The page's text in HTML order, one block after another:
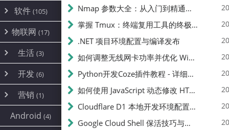
ProxmoxVE
Ubuntu(7)
环境配置
DD重装(3)
加速优化(34)
面板(12)
容器
游戏 (7)
饥荒(7)
云服务商(4)
WEB源码(6)
建站(5)
软件 (105)
安全(12)
办公(4)
图片 (2)
文件
系统 (35)
AI(10)
物联网 (17)
路由器
随身wifi(1)
mobile(14)
刷机
magisk
生活 (3)
线报
sim卡(1)
开发 (6)
编译
JavaScript(2)
python(2)
营销 (1)
公关(1)
SEO(1)
Android (4)
Nmap 参数大全：从入门到精通，掌握网络扫描的核心技巧
掌握 Tmux：终端复用工具的终极指南
.NET 项目环境配置与编译发布
如何调整无线网卡功率并优化 Wifite 的功率设置
Python开发Coze插件教程 - 详细步骤与注意事项
如何使用 JavaScript 动态修改 HTML 中的权限文本 | 前端开发教程
Cloudflare D1 本地开发环境配置指南 | CF Pages Local Development Guide
Google Cloud Shell 保活技巧与配额时间查看方法
📝
250
篇文章